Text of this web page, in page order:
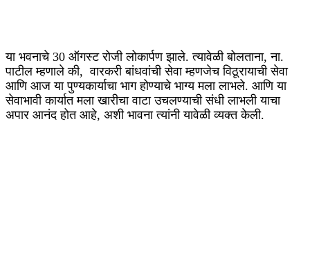
या भवनाचे 30 ऑगस्ट रोजी लोकार्पण झाले. त्यावेळी बोलताना, ना.
पाटील म्हणाले की, वारकरी बांधवांची सेवा म्हणजेच विठूरायाची सेवा
आणि आज या पुण्यकार्याचा भाग होण्याचे भाग्य मला लाभले. आणि या
सेवाभावी कार्यात मला खारीचा वाटा उचलण्याची संधी लाभली याचा
अपार आनंद होत आहे, अशी भावना त्यांनी यावेळी व्यक्त केली.